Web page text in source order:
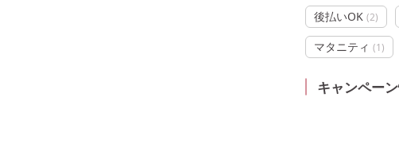
後払いOK (2)
マタニティ (1)
キャンペー